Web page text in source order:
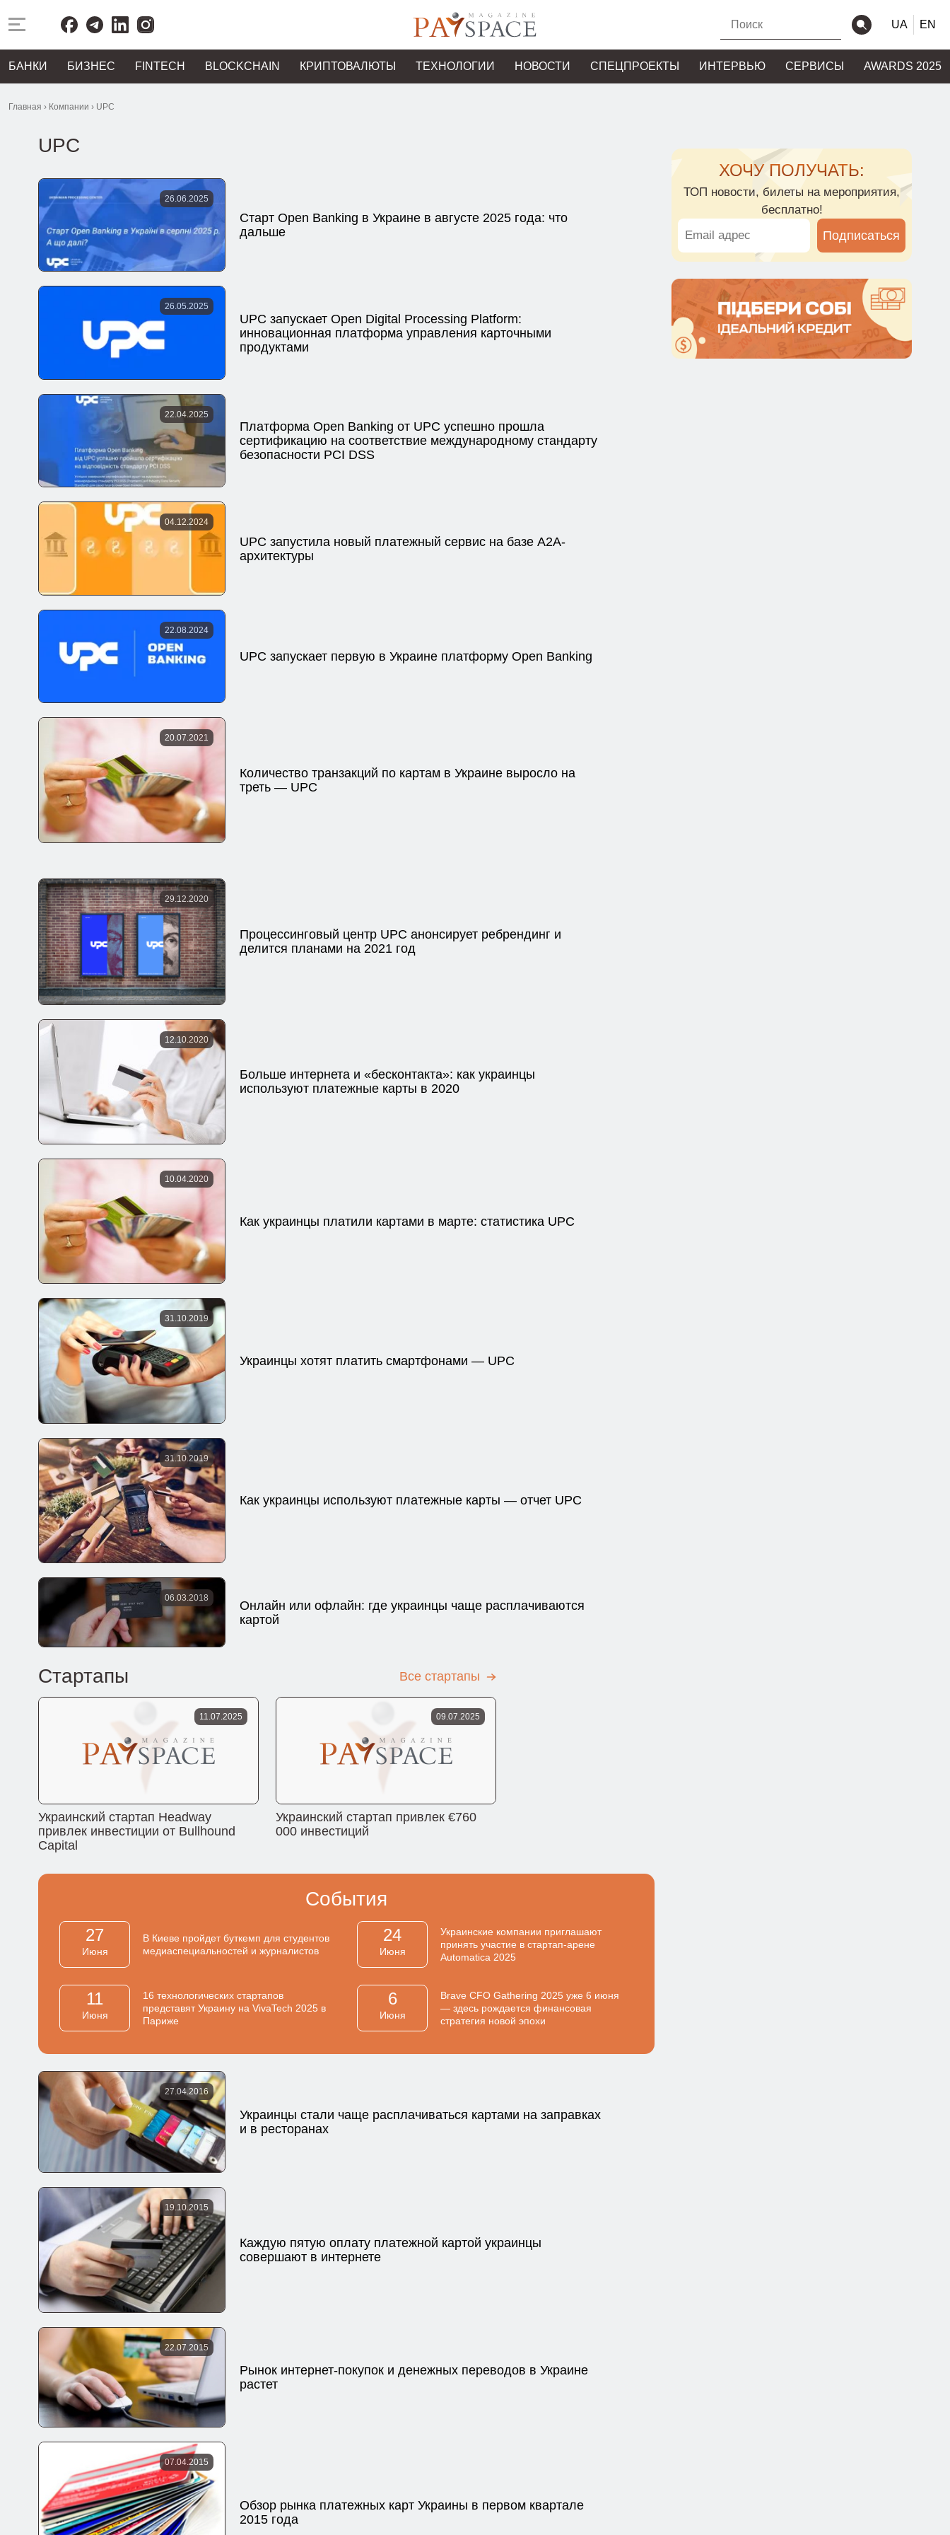
UA EN
БАНКИ БИЗНЕС FINTECH BLOCKCHAIN КРИПТОВАЛЮТЫ ТЕХНОЛОГИИ НОВОСТИ СПЕЦПРОЕКТЫ ИНТЕРВЬЮ СЕРВИСЫ AWARDS 2025
Главная › Компании › UPC
UPC
26.06.2025
Старт Open Banking в Украине в августе 2025 года: что
дальше
26.05.2025
UPC запускает Open Digital Processing Platform:
инновационная платформа управления карточными
продуктами
22.04.2025
Платформа Open Banking от UPC успешно прошла
сертификацию на соответствие международному стандарту
безопасности PCI DSS
04.12.2024
UPC запустила новый платежный сервис на базе A2A-
архитектуры
22.08.2024
UPC запускает первую в Украине платформу Open Banking
20.07.2021
Количество транзакций по картам в Украине выросло на
треть — UPC
29.12.2020
Процессинговый центр UPC анонсирует ребрендинг и
делится планами на 2021 год
12.10.2020
Больше интернета и «бесконтакта»: как украинцы
используют платежные карты в 2020
10.04.2020
Как украинцы платили картами в марте: статистика UPC
31.10.2019
Украинцы хотят платить смартфонами — UPC
31.10.2019
Как украинцы используют платежные карты — отчет UPC
06.03.2018
Онлайн или офлайн: где украинцы чаще расплачиваются
картой
Стартапы Все стартапы
11.07.2025
Украинский стартап Headway
привлек инвестиции от Bullhound
Capital
09.07.2025
Украинский стартап привлек €760
000 инвестиций
События
27
Июня
В Киеве пройдет буткемп для студентов
медиаспециальностей и журналистов
24
Июня
Украинские компании приглашают
принять участие в стартап-арене
Automatica 2025
11
Июня
16 технологических стартапов
представят Украину на VivaTech 2025 в
Париже
6
Июня
Brave CFO Gathering 2025 уже 6 июня
— здесь рождается финансовая
стратегия новой эпохи
27.04.2016
Украинцы стали чаще расплачиваться картами на заправках
и в ресторанах
19.10.2015
Каждую пятую оплату платежной картой украинцы
совершают в интернете
22.07.2015
Рынок интернет-покупок и денежных переводов в Украине
растет
07.04.2015
Обзор рынка платежных карт Украины в первом квартале
2015 года
ХОЧУ ПОЛУЧАТЬ:
ТОП новости, билеты на мероприятия,
бесплатно!
Подписаться